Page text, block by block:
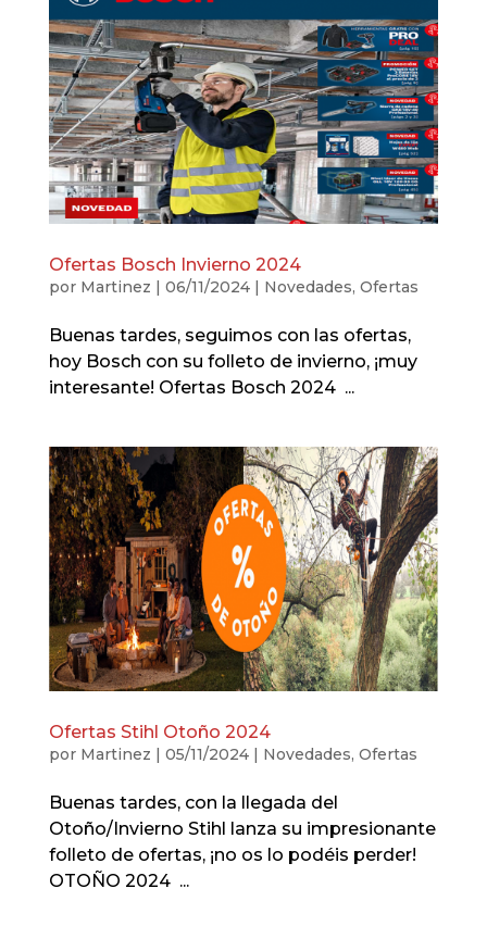
Ofertas Bosch Invierno 2024
por Martinez 06/11/2024| Novedades, Ofertas
Buenas tardes, seguimos con las ofertas,
hoy Bosch con su folleto de invierno, ¡muy
interesante! Ofertas Bosch 2024 ...
Ofertas Stihl Otoño 2024
por Martinez | 05/11/2024| Novedades, Ofertas
Buenas tardes, con la llegada del
Otoño/Invierno Stihl lanza su impresionante
folleto de ofertas, ¡no os lo podéis perder!
OTOÑO 2024 ...